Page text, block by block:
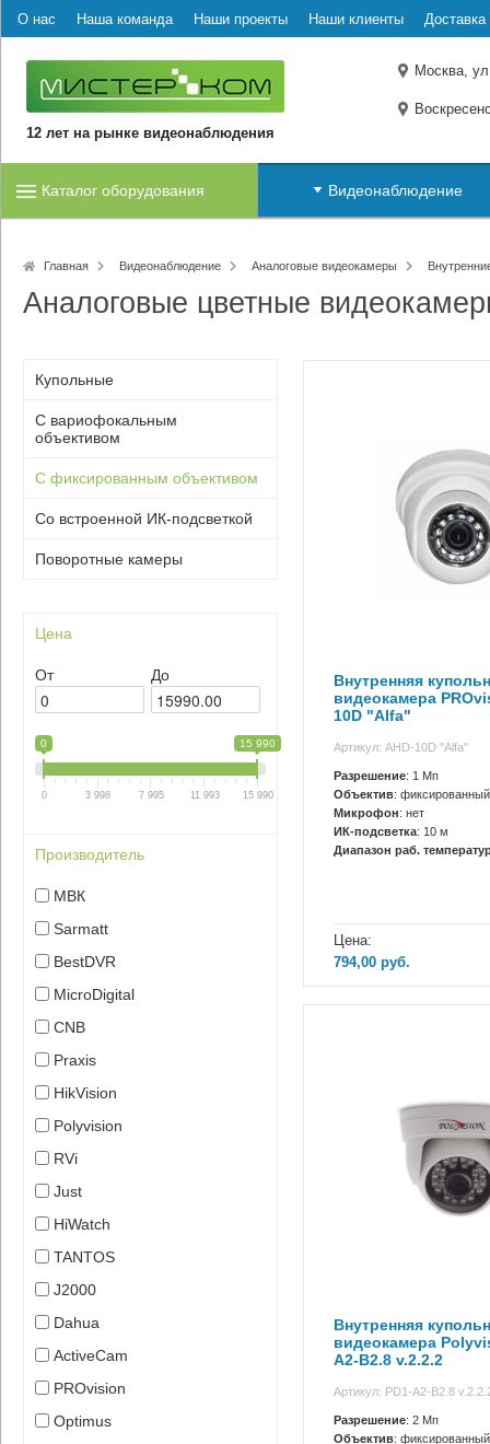
О нас Наша команда Наши проекты Наши клиенты Доставка
12 лет на рынке видеонаблюдения
Москва,
Каталог оборудования Видеонаблюдение
Главная Видеонаблюдение Аналоговые видеокамеры
Аналоговые цветные
Купольные
С вариофокальным
объективом
С фиксированным объективом
Со встроенной ИК-подсветкой
Поворотные камеры
Цена
От До
0 15 990
0 3 998 7 995 11 993 15 990
Производитель
МВК
Sarmatt
BestDVR
MicroDigital
CNB
Praxis
HikVision
Polyvision
RVi
Just
HiWatch
TANTOS
J2000
Dahua
ActiveCam
PROvision
Optimus
Внутренняя
видеокамера
10D "Alfa"
Артикул: AHD-10D "Alfa"
Разрешение: 1 Мп
Объектив: фиксированный
Микрофон: нет
ИК-подсветка: 10 м
Диапазон раб.
Цена:
794,00 руб.
Внутренняя
видеокамера
A2-B2.8 v.2.2.2
Артикул: PD1-A2-B2.8
Разрешение: 2 Мп
Объектив: фиксированный